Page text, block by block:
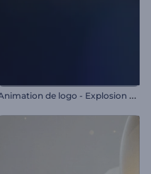
A
nimation de logo - Explosion de particules